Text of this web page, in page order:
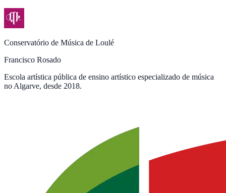
Conservatório de Música de Loulé
Francisco Rosado
Escola artística pública de ensino artístico especializado de música
no Algarve, desde 2018.